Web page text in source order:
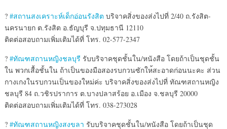
? #สถานสงเคราะห์เด็กอ่อนรังสิต บริจาคสิ่งของส่งไปที่ 2/40 ถ.รังสิต-
นครนายก ต.รังสิต อ.ธัญบุรี จ.ปทุมธานี 12110
ติดต่อสอบถามเพิ่มเติมได้ที่ โทร. 02-577-2347
? #ทัณฑสถานหญิงชลบุรี รับบริจาคชุดชั้นใน/หนังสือ โดยถ้าเป็นชุดชั้น
ใน พวกเสื้อชั้นใน ถ้าเป็นของมือสองรบกวนซักให้สะอาดก่อนนะคะ ส่วน
กางเกงในรบกวนเป็นของใหม่ค่ะ บริจาคสิ่งของส่งไปที่ ทัณฑสถานหญิง
ชลบุรี 84 ถ.วชิรปราการ ต.บางปลาสร้อย อ.เมือง จ.ชลบุรี 20000
ติดต่อสอบถามเพิ่มเติมได้ที่ โทร. 038-273028
? #ทัณฑสถานหญิงสงขลา รับบริจาคชุดชั้นใน/หนังสือ โดยถ้าเป็นชุด